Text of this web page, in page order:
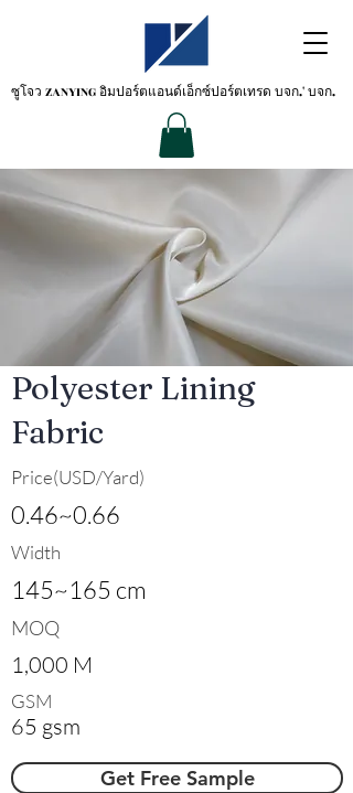
ซูโจว ZANYINGอิมปอร์ตแอนด์เอ็กซ์ปอร์ตเทรด บจก.' บจก.
Polyester Lining
Fabric
Price(USD/Yard)
0.46~0.66
Width
145~165 cm
MOQ
1,000 M
GSM
65 gsm
Get Free Sample